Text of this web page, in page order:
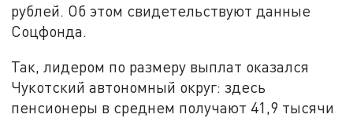
рублей. Об этом свидетельствуют данные
Соцфонда.
Так, лидером по размеру выплат оказался
Чукотский автономный округ: здесь
пенсионеры в среднем получают 41,9 тысячи